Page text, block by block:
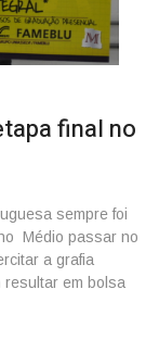
final no
sempre foi
Médio passar no
a grafia
resultar em bolsa